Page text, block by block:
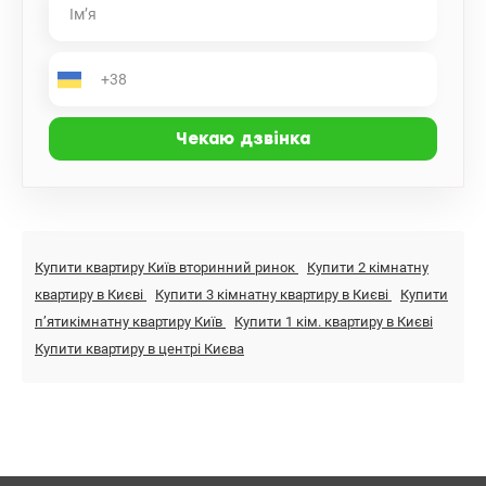
Купити квартиру Київ вторинний ринок
Купити 2 кімнатну
квартиру в Києві
Купити 3 кімнатну квартиру в Києві
Купити
пʼятикімнатну квартиру Київ
Купити 1 кім. квартиру в Києві
Купити квартиру в центрі Києва